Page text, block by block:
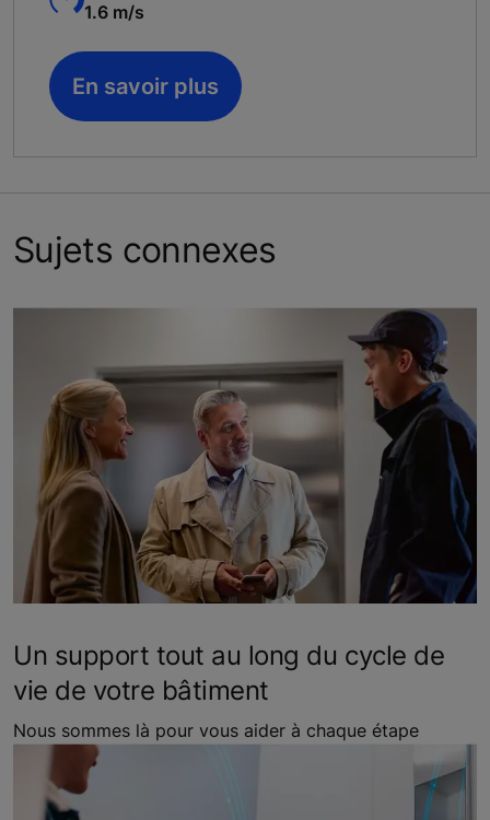
1.6 m/s
En savoir plus
Sujets connexes
Un support tout au long du cycle de
vie de votre bâtiment
Nous sommes là pour vous aider à chaque étape